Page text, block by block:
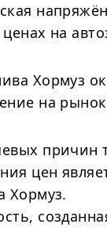
на
Хормуз
на
причин
цен
Хормуз.